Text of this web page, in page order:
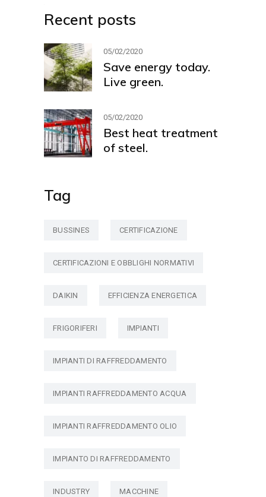
Recent posts
05/02/2020
Save energy today.
Live green.
05/02/2020
Best heat treatment
of steel.
Tag
BUSSINES CERTIFICAZIONE
CERTIFICAZIONI E OBBLIGHI NORMATIVI
DAIKIN EFFICIENZA ENERGETICA
FRIGORIFERI IMPIANTI
IMPIANTI DI RAFFREDDAMENTO
IMPIANTI RAFFREDDAMENTO ACQUA
IMPIANTI RAFFREDDAMENTO OLIO
IMPIANTO DI RAFFREDDAMENTO
INDUSTRY MACCHINE